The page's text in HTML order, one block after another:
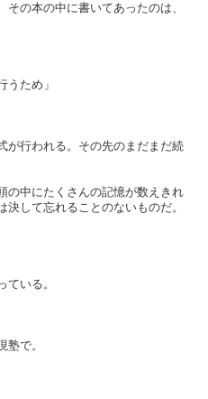
の本の中に書いてあったのは、
うため」
が行われる。その先のまだまだ続
の中にたくさんの記憶が数えきれ
して忘れることのないものだ。
いる。
で。